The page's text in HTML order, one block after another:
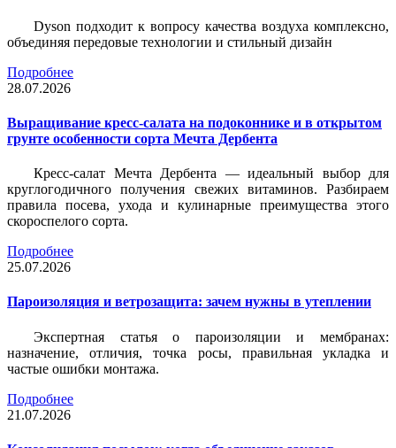
Dyson подходит к вопросу качества воздуха комплексно,
объединяя передовые технологии и стильный дизайн
Подробнее
28.07.2026
Выращивание кресс-салата на подоконнике и в открытом
грунте особенности сорта Мечта Дербента
Кресс-салат Мечта Дербента — идеальный выбор для
круглогодичного получения свежих витаминов. Разбираем
правила посева, ухода и кулинарные преимущества этого
скороспелого сорта.
Подробнее
25.07.2026
Пароизоляция и ветрозащита: зачем нужны в утеплении
Экспертная статья о пароизоляции и мембранах:
назначение, отличия, точка росы, правильная укладка и
частые ошибки монтажа.
Подробнее
21.07.2026